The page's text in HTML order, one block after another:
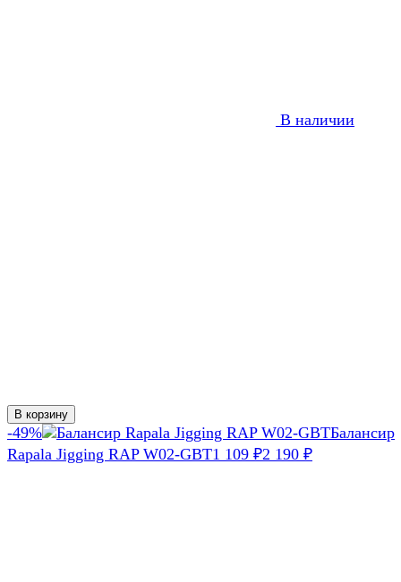
В наличии
В корзину
-49%
Балансир
Rapala Jigging RAP W02-GBT1 109 ₽2 190 ₽